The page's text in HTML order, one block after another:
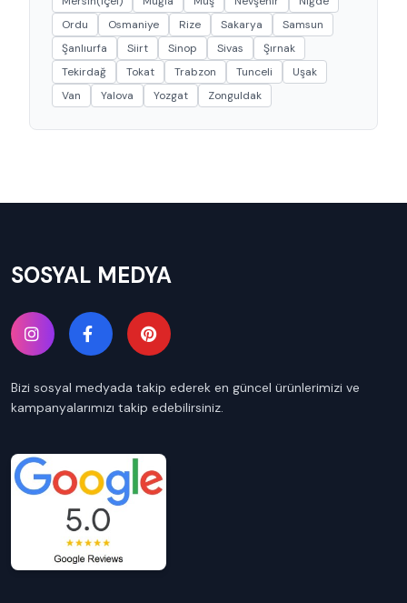
Ordu
Osmaniye Rize Sakarya
Samsun
Şanlıurfa
Siirt Sinop Sivas
Şırnak
Tekirdağ
Tokat Trabzon Tunceli
Uşak
Van
Yalova Yozgat Zonguldak
SOSYAL MEDYA
Bizi sosyal medyada takip ederek en güncel ürünlerimizi ve
kampanyalarımızı takip edebilirsiniz.